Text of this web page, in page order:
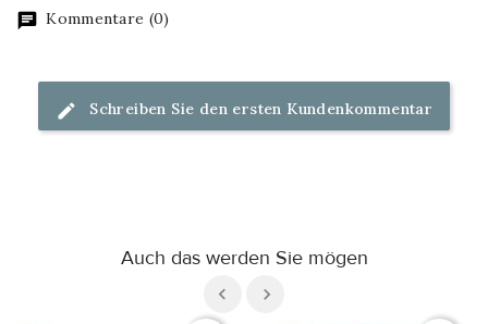
Kommentare (0)
Schreiben Sie den ersten Kundenkommentar
Auch das werden Sie mögen